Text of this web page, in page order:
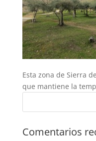
Esta zona de Sierra
que mantiene la
Comentarios